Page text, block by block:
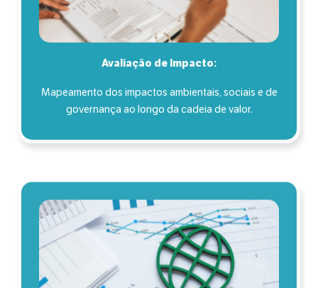
Avaliação de Impacto:
Mapeamento dos impactos ambientais, sociais e de
governança ao longo da cadeia de valor.